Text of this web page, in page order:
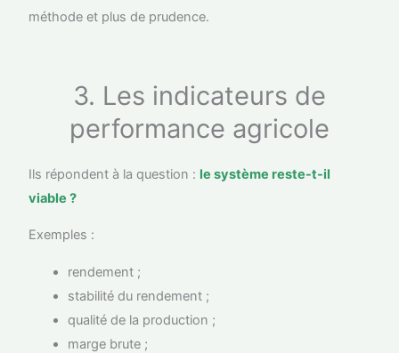
méthode et plus de prudence.
3. Les indicateurs de
performance agricole
Ils répondent à la question :le système reste-t-il
viable ?
Exemples :
rendement ;
stabilité du rendement ;
qualité de la production ;
marge brute ;